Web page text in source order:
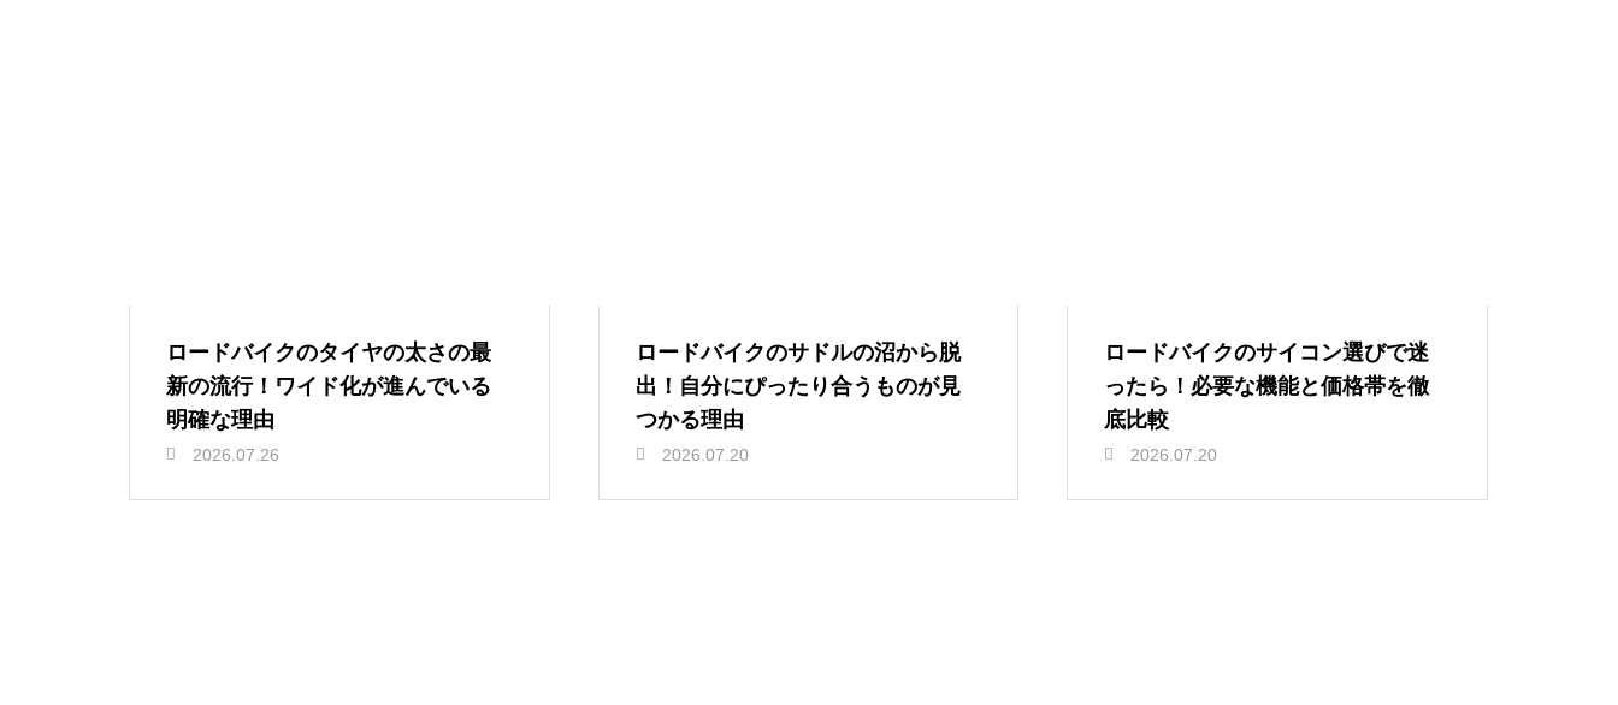
ロードバイクのタイヤの太さの最
新の流行！ワイド化が進んでいる
明確な理由
2026.07.26
ロードバイクのサドルの沼から脱
出！自分にぴったり合うものが見
つかる理由
2026.07.20
ロードバイクのサイコン選びで迷
ったら！必要な機能と価格帯を徹
底比較
2026.07.20